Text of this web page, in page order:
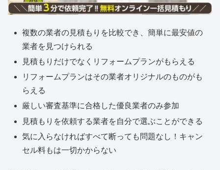
複数の業者の見積もりを比較でき、簡単に最安値の
業者を見つけられる
見積もりだけでなくリフォームプランがもらえる
リフォームプランはその業者オリジナルのものがも
らえる
厳しい審査基準に合格した優良業者のみ参加
見積もりを依頼する業者を自分で選ぶことができる
気に入らなければすべて断っても問題なし！キャン
セル料もは一切かからない